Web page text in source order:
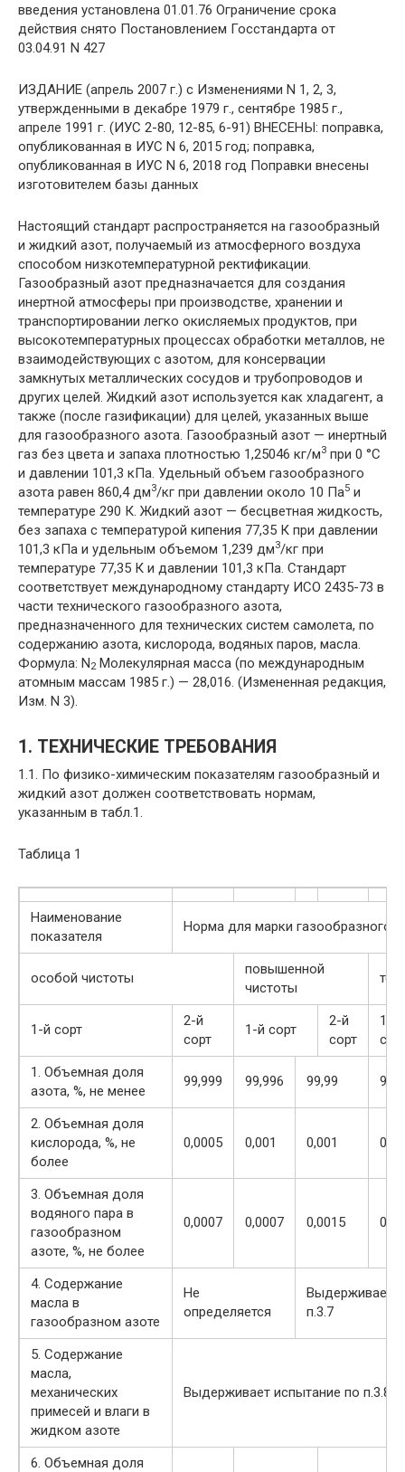
введения установлена 01.01.76 Ограничение срока
действия снято Постановлением Госстандарта от
03.04.91 N 427
ИЗДАНИЕ (апрель 2007 г.) с Изменениями N 1, 2, 3,
утвержденными в декабре 1979 г., сентябре 1985 г.,
апреле 1991 г. (ИУС 2-80, 12-85, 6-91) ВНЕСЕНЫ: поправка,
опубликованная в ИУС N 6, 2015 год; поправка,
опубликованная в ИУС N 6, 2018 год Поправки внесены
изготовителем базы данных
Настоящий стандарт распространяется на газообразный
и жидкий азот, получаемый из атмосферного воздуха
способом низкотемпературной ректификации.
Газообразный азот предназначается для создания
инертной атмосферы при производстве, хранении и
транспортировании легко окисляемых продуктов, при
высокотемпературных процессах обработки металлов, не
взаимодействующих с азотом, для консервации
замкнутых металлических сосудов и трубопроводов и
других целей. Жидкий азот используется как хладагент, а
также (после газификации) для целей, указанных выше
для газообразного азота. Газообразный азот — инертный
газ без цвета и запаха плотностью 1,25046 кг/м3 при 0 °С
и давлении 101,3 кПа. Удельный объем газообразного
азота равен 860,4 дм3/кг при давлении около 10 Па5 и
температуре 290 К. Жидкий азот — бесцветная жидкость,
без запаха с температурой кипения 77,35 К при давлении
101,3 кПа и удельным объемом 1,239 дм3/кг при
температуре 77,35 К и давлении 101,3 кПа. Стандарт
соответствует международному стандарту ИСО 2435-73 в
части технического газообразного азота,
предназначенного для технических систем самолета, по
содержанию азота, кислорода, водяных паров, масла.
Формула: N2 Молекулярная масса (по международным
атомным массам 1985 г.) — 28,016. (Измененная редакция,
Изм. N 3).
1. ТЕХНИЧЕСКИЕ ТРЕБОВАНИЯ
1.1. По физико-химическим показателям газообразный и
жидкий азот должен соответствовать нормам,
указанным в табл.1.
Таблица 1
Наименование
показателя
Норма для марки газообразного
особой чистоты
повышенной
чистоты
1-й сорт
2-й
сорт
1-й сорт
2-й
сорт
1-й
1. Объемная доля
азота, %, не менее
99,999 99,996 99,99
2. Объемная доля
кислорода, %, не
более
0,0005 0,001 0,001 0,05
3. Объемная доля
водяного пара в
газообразном
азоте, %, не более
0,0007 0,0007 0,0015
4. Содержание
масла в
газообразном азоте
Не
определяется
Выдерживает
п.3.7
5. Содержание
масла,
механических
примесей и влаги в
жидком азоте
Выдерживает испытание по п.3.8
6. Объемная доля